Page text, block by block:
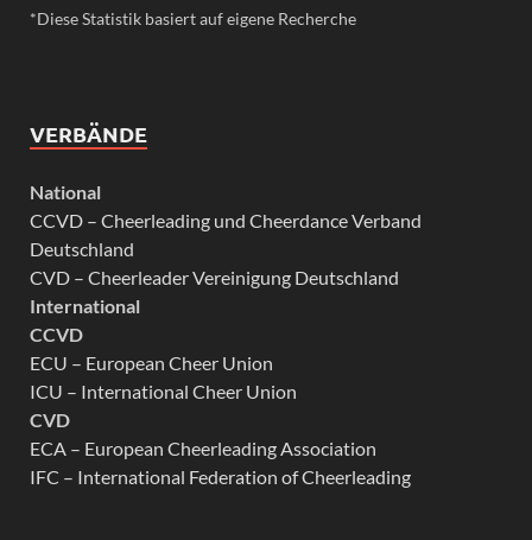
*Diese Statistik basiert auf eigene Recherche
VERBÄNDE
National
CCVD – Cheerleading und Cheerdance Verband
Deutschland
CVD – Cheerleader Vereinigung Deutschland
International
CCVD
ECU – European Cheer Union
ICU – International Cheer Union
CVD
ECA – European Cheerleading Association
IFC – International Federation of Cheerleading